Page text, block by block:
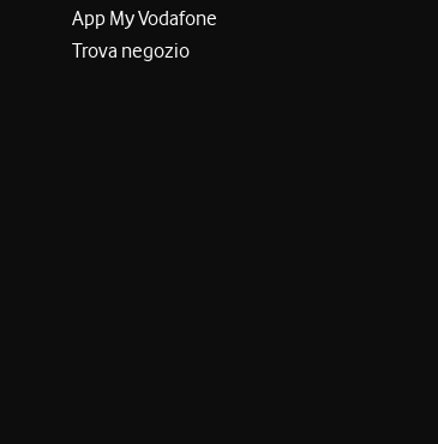
App My Vodafone
Trova negozio